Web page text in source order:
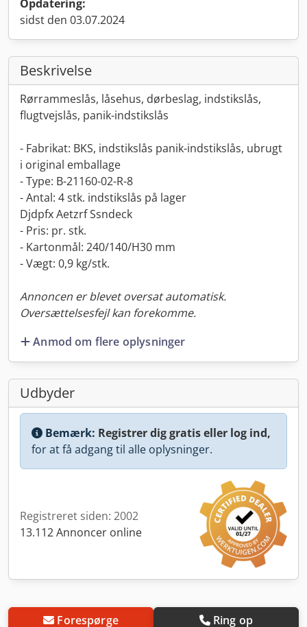
Opdatering:
sidst den 03.07.2024
Beskrivelse
Rørrammeslås, låsehus, dørbeslag, indstikslås,
flugtvejslås, panik-indstikslås
- Fabrikat: BKS, indstikslås panik-indstikslås, ubrugt
i original emballage
- Type: B-21160-02-R-8
- Antal: 4 stk. indstikslås på lager
Djdpfx Aetzrf Ssndeck
- Pris: pr. stk.
- Kartonmål: 240/140/H30 mm
- Vægt: 0,9 kg/stk.
Annoncen er blevet oversat automatisk.
Oversættelsesfejl kan forekomme.
Anmod om flere oplysninger
Udbyder
Bemærk: Registrer dig gratis eller log ind,
for at få adgang til alle oplysninger.
Registreret siden: 2002
13.112 Annoncer online
Forespørge Ring op